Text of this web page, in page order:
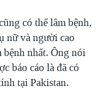
có thể lâm bệnh,
nữ và người cao
bệnh nhất. Ông nói
báo cáo là đã có
tại Pakistan.